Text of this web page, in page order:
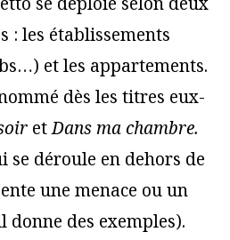
: les établissements
et les appartements.
dès les titres eux-
etDans ma chambre.
se déroule en dehors de
une menace ou un
donne des exemples).